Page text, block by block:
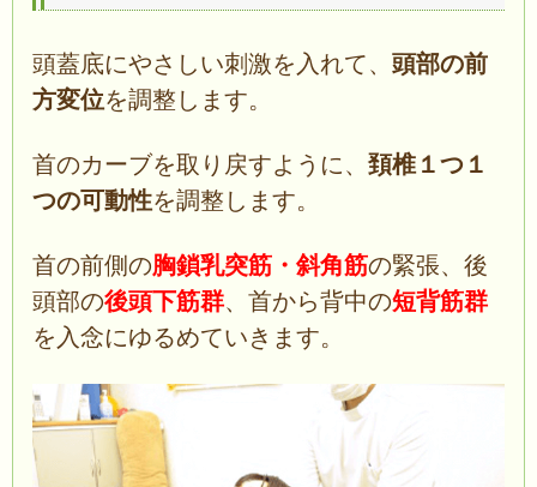
頭蓋底にやさしい刺激を入れて、 頭部の前
方変位を調整します。
首のカーブを取り戻すように、 頚椎１つ１
つの可動性を調整します。
首の前側の胸鎖乳突筋・斜角筋の緊張、後
頭部の後頭下筋群、首から背中の短背筋群
を入念にゆるめていきます。